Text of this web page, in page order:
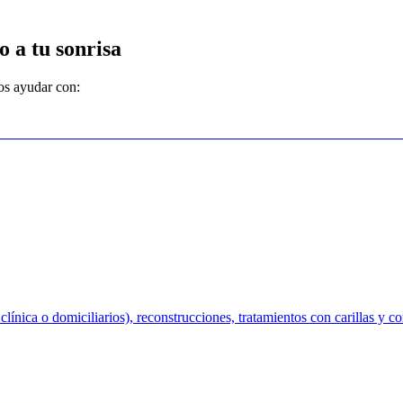
a tu sonrisa
ayudar con:
o domiciliarios), reconstrucciones, tratamientos con carillas y